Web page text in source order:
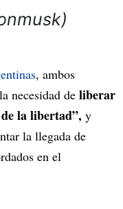
, ambos
necesidad de liberar
la libertad”, y
la llegada de
en el